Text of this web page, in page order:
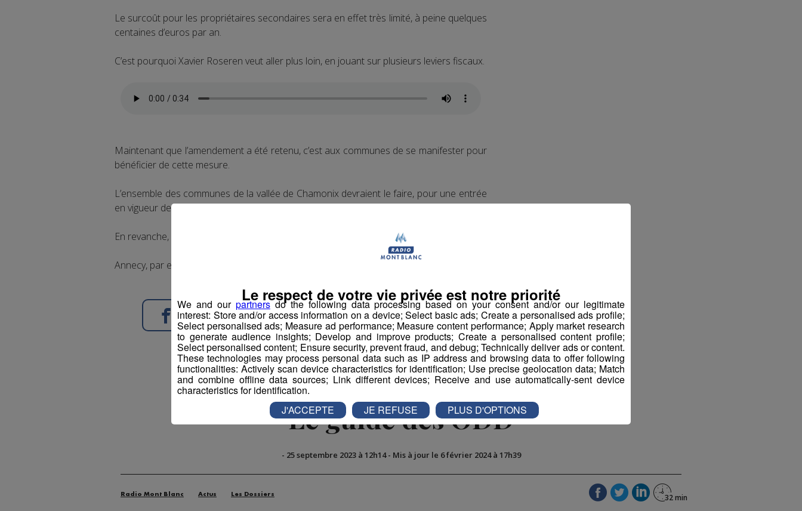
Le surcoût pour les propriétaires secondaires sera en effet très limité, à peine quelques
centaines d’euros par an.
C’est pourquoi Xavier Roseren veut aller plus loin, en jouant sur plusieurs leviers fiscaux.
Maintenant que l’amendement a été retenu, c’est aux communes de se manifester pour
bénéficier de cette mesure.
L’ensemble des communes de la vallée de Chamonix devraient le faire, pour une entrée
en vigueur de la mesure début 2023.
En revanche, chacune décidera du taux qu'elle voudra fixer.
Annecy, par exemple, vient d'acter une surtaxation au taux maximum, soit 60%.
Partager sur Facebook Partager sur Twitter
Le guide des ODD
- 25 septembre 2023 à 12h14- Mis à jour le 6 février 2024 à 17h39
Radio Mont Blanc Actus Les Dossiers
We and our partnersdo the following data processing based on your consent and/or our legitimate
interest: Store and/or access information on a device; Select basic ads; Create a personalised ads profile;
Select personalised ads; Measure ad performance; Measure content performance; Apply market research
to generate audience insights; Develop and improve products; Create a personalised content profile;
Select personalised content; Ensure security, prevent fraud, and debug; Technically deliver ads or content.
These technologies may process personal data such as IP address and browsing data to offer following
functionalities: Actively scan device characteristics for identification; Use precise geolocation data; Match
and combine offline data sources; Link different devices; Receive and use automatically-sent device
characteristics for identification.
Le respect de votre vie privée est notre priorité
J'ACCEPTE JE REFUSE PLUS D'OPTIONS